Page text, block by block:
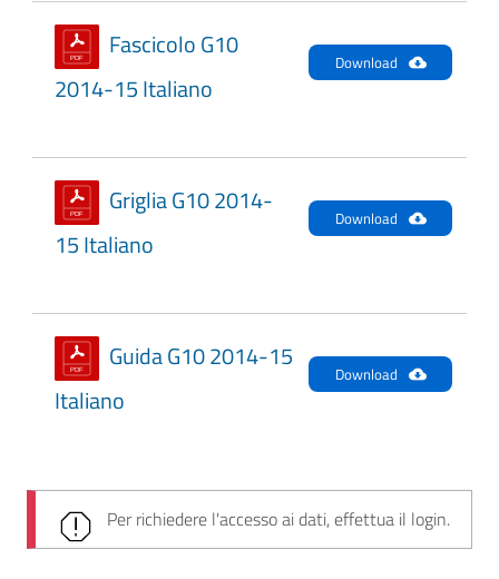
Fascicolo G10
2014-15 Italiano
Download
Griglia G10 2014-
15 Italiano
Download
Guida G10 2014-15
Italiano
Download
Per richiedere l'accesso ai dati, effettua il login.